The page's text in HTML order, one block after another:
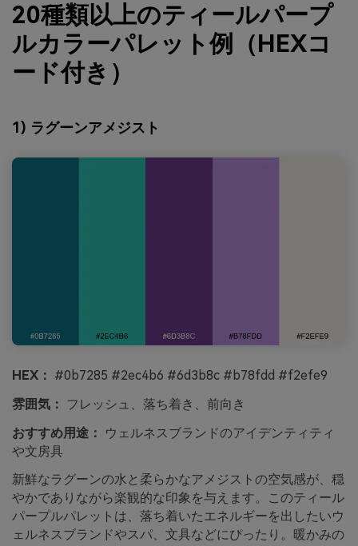
20種類以上のティールパープ
ルカラーパレット例（HEXコ
ード付き）
1) ラグーンアメジスト
HEX： #0b7285 #2ec4b6 #6d3b8c #b78fdd #f2efe9
雰囲気：
フレッシュ、落ち着き、前向き
おすすめ用途：
ウェルネスブランドのアイデンティティ
や文房具
新鮮なラグーンの水と柔らかなアメジストの空気感が、穏
やかでありながら楽観的な印象を与えます。このティール
パープルパレットは、落ち着いたエネルギーを出したいウ
ェルネスブランドやスパ、文具などにぴったり。暖かみの